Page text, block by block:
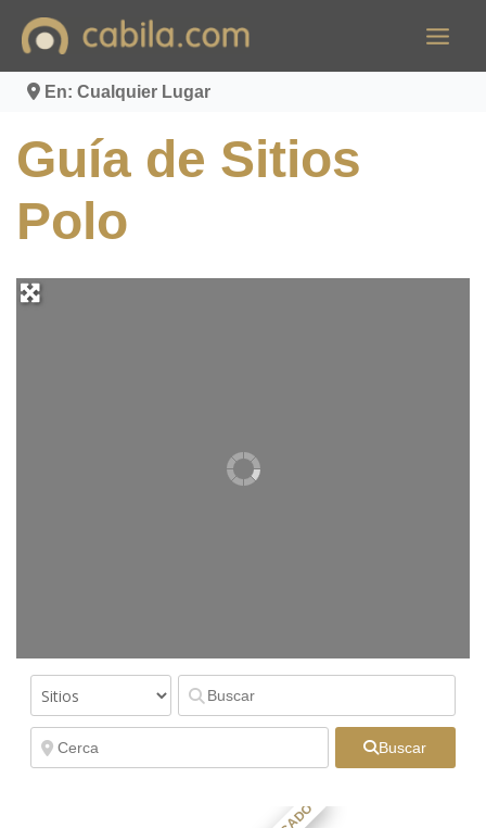
contenido
En: Cualquier Lugar
Guía de Sitios
Polo
Buscar